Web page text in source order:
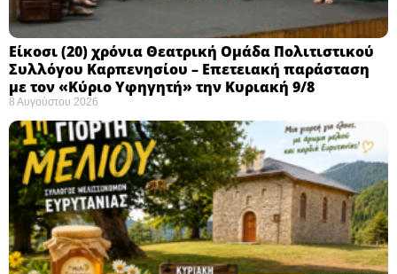
Eίκοσι (20) χρόνια Θεατρική Ομάδα Πολιτιστικού
Συλλόγου Καρπενησίου – Επετειακή παράσταση
με τον «Κύριο Υφηγητή» την Κυριακή 9/8
8 Αυγούστου 2026